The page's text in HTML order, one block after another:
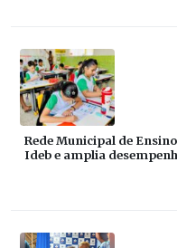
Rede Municipal de
Ideb e amplia